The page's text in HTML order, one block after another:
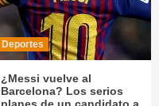
Deportes
¿Messi vuelve al
Barcelona? Los serios